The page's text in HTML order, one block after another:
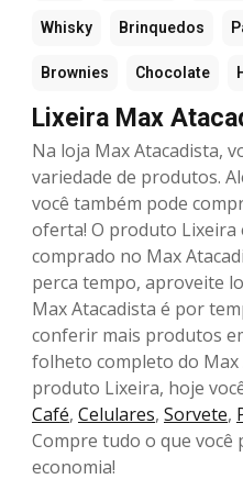
Whisky Brinquedos
Brownies Chocolate
Lixeira Max
Na loja Max Atacadista,
variedade de produtos.
você também pode
oferta! O produto Lixeira
comprado no Max
perca tempo, aproveite
Max Atacadista é por
conferir mais produtos
folheto completo do Max
produto Lixeira, hoje
Café, Celulares, Sorvete,
Compre tudo o que você
economia!